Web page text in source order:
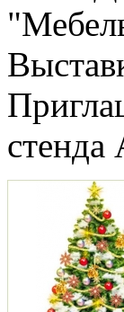
стенда